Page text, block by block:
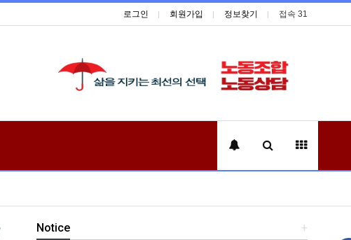
로그인 회원가입 정보찾기 접속 31
+
Notice